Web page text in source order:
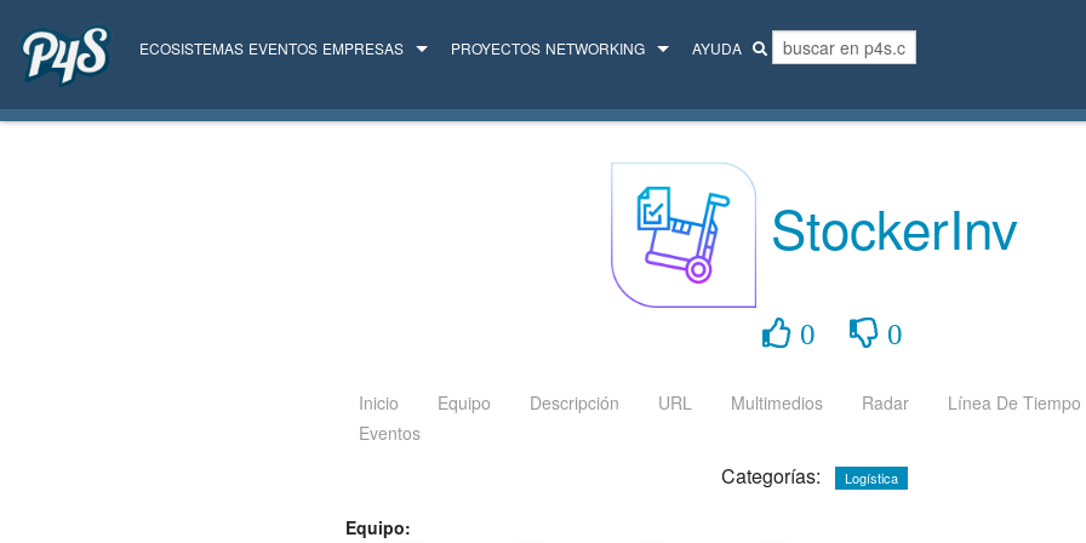
ECOSISTEMAS EVENTOS EMPRESAS PROYECTOS NETWORKING AYUDA
StockerInv
0 0
Inicio Equipo Descripción URL Multimedios Radar Línea De Tiempo
Eventos
Categorías: Logística
Equipo: